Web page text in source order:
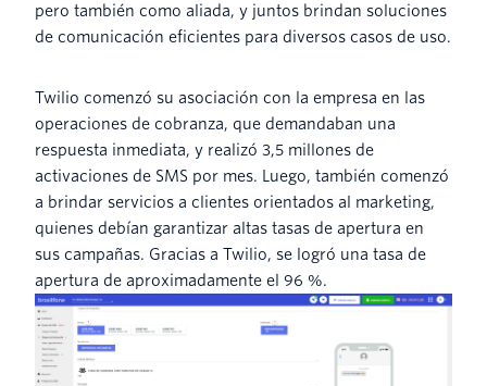
pero también como aliada, y juntos brindan soluciones
de comunicación eficientes para diversos casos de uso.
Twilio comenzó su asociación con la empresa en las
operaciones de cobranza, que demandaban una
respuesta inmediata, y realizó 3,5 millones de
activaciones de SMS por mes. Luego, también comenzó
a brindar servicios a clientes orientados al marketing,
quienes debían garantizar altas tasas de apertura en
sus campañas. Gracias a Twilio, se logró una tasa de
apertura de aproximadamente el 96 %.